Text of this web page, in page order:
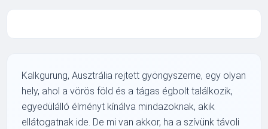
Kalkgurung, Ausztrália rejtett gyöngyszeme, egy olyan
hely, ahol a vörös föld és a tágas égbolt találkozik,
egyedülálló élményt kínálva mindazoknak, akik
ellátogatnak ide. De mi van akkor, ha a szívünk távoli